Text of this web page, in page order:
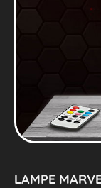
LAMPE